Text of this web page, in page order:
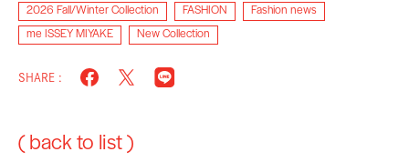
2026 Fall/Winter Collection FASHION
Fashion news
me ISSEY MIYAKE
New Collection
SHARE :
( back to list )